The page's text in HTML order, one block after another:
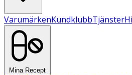
VarumärkenKundklubbTjänster
Mina Recept